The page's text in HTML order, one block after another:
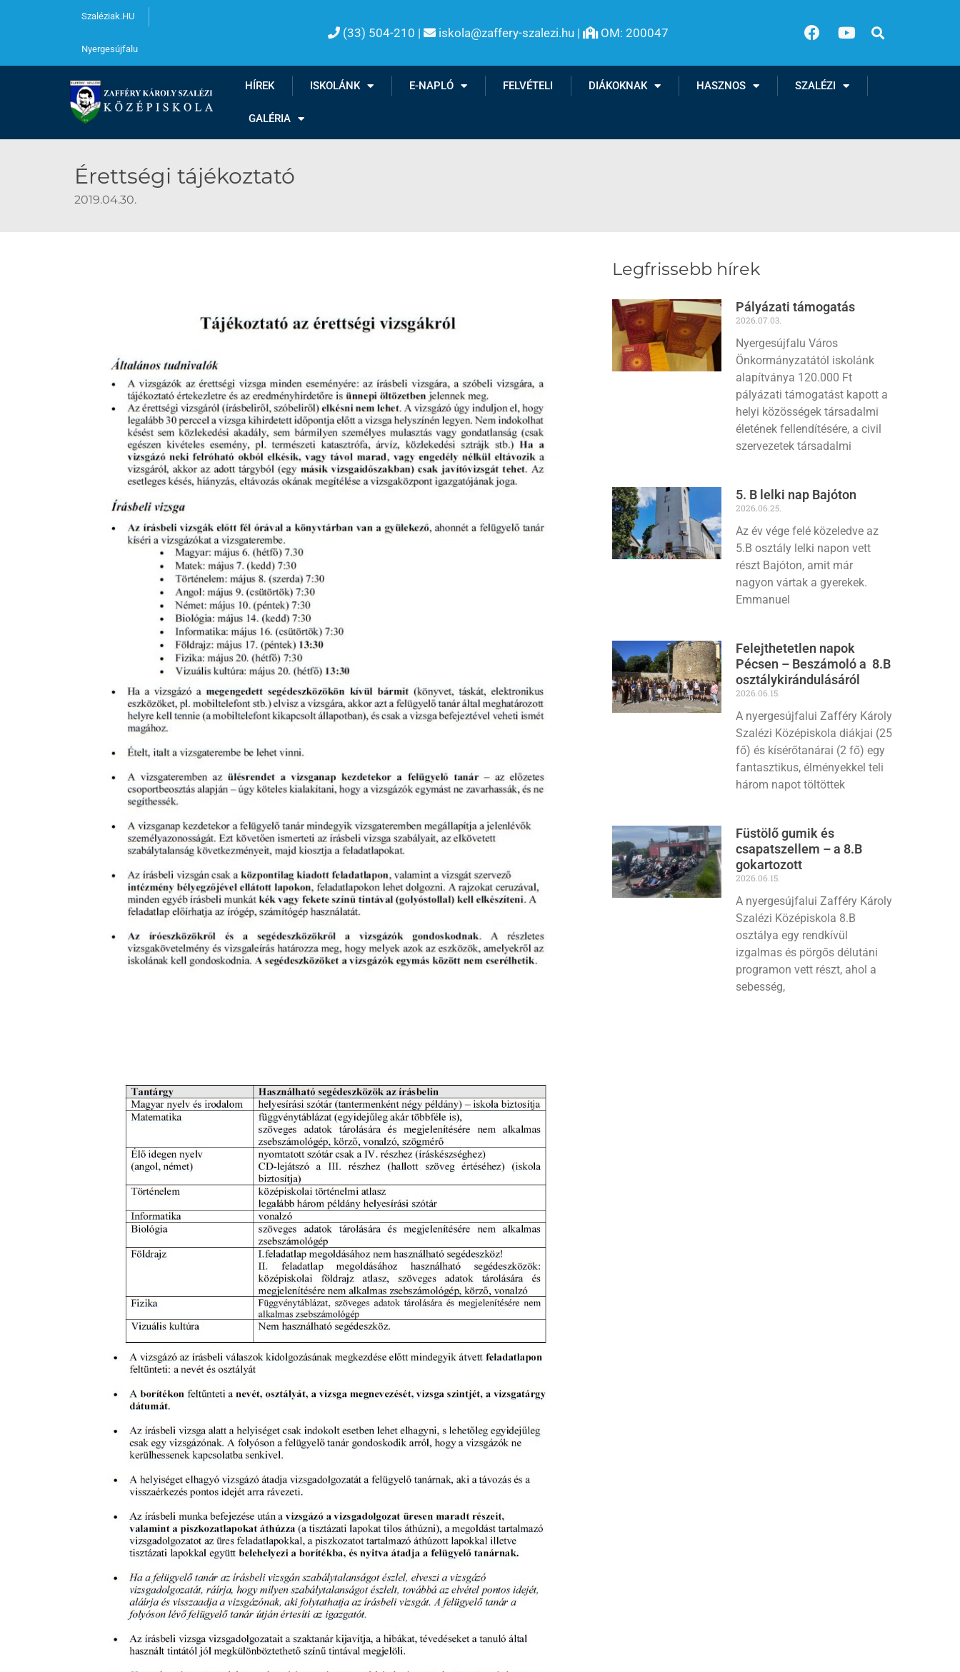
Szaléziak.HU
Nyergesújfalu
(33) 504-210 | iskola@zaffery-szalezi.hu | OM: 200047
HÍREK ISKOLÁNK E-NAPLÓ FELVÉTELI DIÁKOKNAK HASZNOS SZALÉZI
GALÉRIA
Érettségi tájékoztató
2019.04.30.
Legfrissebb hírek
Pályázati támogatás
2026.07.03.
Nyergesújfalu Város
Önkormányzatától iskolánk
alapítványa 120.000 Ft
pályázati támogatást kapott a
helyi közösségek társadalmi
életének fellendítésére, a civil
szervezetek társadalmi
5. B lelki nap Bajóton
2026.06.25.
Az év vége felé közeledve az
5.B osztály lelki napon vett
részt Bajóton, amit már
nagyon vártak a gyerekek.
Emmanuel
Felejthetetlen napok
Pécsen – Beszámoló a 8.B
osztálykirándulásáról
2026.06.15.
A nyergesújfalui Zafféry Károly
Szalézi Középiskola diákjai (25
fő) és kísérőtanárai (2 fő) egy
fantasztikus, élményekkel teli
három napot töltöttek
Füstölő gumik és
csapatszellem – a 8.B
gokartozott
2026.06.15.
A nyergesújfalui Zafféry Károly
Szalézi Középiskola 8.B
osztálya egy rendkívül
izgalmas és pörgős délutáni
programon vett részt, ahol a
sebesség,